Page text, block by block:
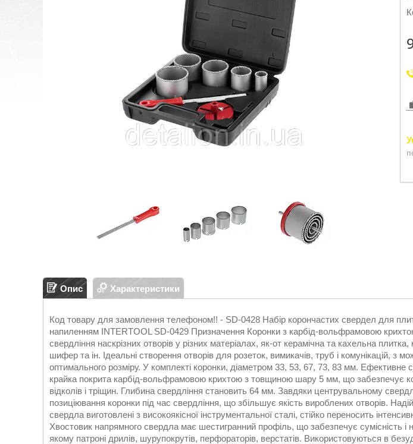
Опис Характеристики
Код товару для замовлення телефоном!! - SD-0428 Набір корончастих свердел для
напиленням INTERTOOL SD-0429 Призначення Коронки з карбід-вольфрамовою
свердління наскрізних отворів у різних матеріалах, як-от керамічна та кахельна
шифер та ін. Ідеальні створення отворів для розеток, вимикачів, труб і комунікацій, з
оптимального розміру. У комплекті коронки, діаметром 33, 53, 67, 73, 83 мм. Ефективне
крайка покрита карбід-вольфрамовою крихтою з товщиною шару 5 мм, що забезпечує
відколів і тріщин. Глибина свердління становить 64 мм. Завдяки центрувальному
позиціювання коронки під час свердління, що збільшує якість вироблених отворів.
свердла виготовлені з високоякісної інструментальної сталі, стійко переносить
Хвостовик напрямного свердла має шестигранний профіль, що забезпечує сумісність і
якому патроні дрилів, шурупокрутів, перфораторів, верстатів. Використовуються в